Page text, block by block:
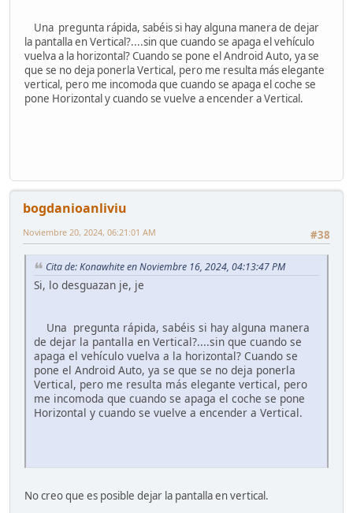
Una pregunta rápida, sabéis si hay alguna manera de dejar
la pantalla en Vertical?....sin que cuando se apaga el vehículo
vuelva a la horizontal? Cuando se pone el Android Auto, ya se
que se no deja ponerla Vertical, pero me resulta más elegante
vertical, pero me incomoda que cuando se apaga el coche se
pone Horizontal y cuando se vuelve a encender a Vertical.
bogdanioanliviu
#38
Noviembre 20, 2024, 06:21:01 AM
Cita de: Konawhite en Noviembre 16, 2024, 04:13:47 PM
Si, lo desguazan je, je
Una pregunta rápida, sabéis si hay alguna manera
de dejar la pantalla en Vertical?....sin que cuando se
apaga el vehículo vuelva a la horizontal? Cuando se
pone el Android Auto, ya se que se no deja ponerla
Vertical, pero me resulta más elegante vertical, pero
me incomoda que cuando se apaga el coche se pone
Horizontal y cuando se vuelve a encender a Vertical.
No creo que es posible dejar la pantalla en vertical.